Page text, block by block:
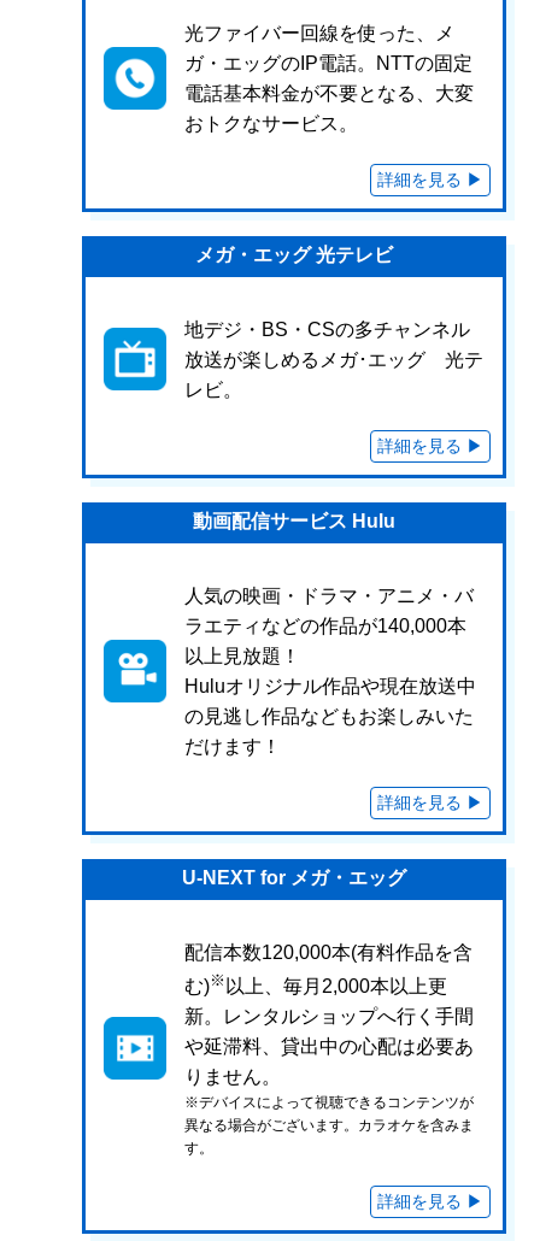
光ファイバー回線を使った、メ
ガ・エッグのIP電話。NTTの固定
電話基本料金が不要となる、大変
おトクなサービス。
メガ・エッグ 光テレビ
地デジ・BS・CSの多チャンネル
放送が楽しめるメガ･エッグ 光テ
レビ。
動画配信サービス Hulu
人気の映画・ドラマ・アニメ・バ
ラエティなどの作品が140,000本
以上見放題！
Huluオリジナル作品や現在放送中
の見逃し作品などもお楽しみいた
だけます！
U-NEXT for メガ・エッグ
配信本数120,000本(有料作品を含
む)※ 以上、毎月2,000本以上更
新。レンタルショップへ行く手間
や延滞料、貸出中の心配は必要あ
りません。
※デバイスによって視聴できるコンテンツが
異なる場合がございます。カラオケを含みま
す。